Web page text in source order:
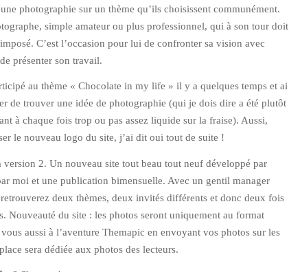
photographie sur un thème qu’ils choisissent communément.
simple amateur ou plus professionnel, qui à son tour doit
C’est l’occasion pour lui de confronter sa vision avec
présenter son travail.
au thème « Chocolate in my life » il y a quelques temps et ai
de trouver une idée de photographie (qui je dois dire a été plutôt
à chaque fois trop ou pas assez liquide sur la fraise). Aussi,
le nouveau logo du site, j’ai dit oui tout de suite !
2. Un nouveau site tout beau tout neuf développé par
moi et une publication bimensuelle. Avec un gentil manager
deux thèmes, deux invités différents et donc deux fois
Nouveauté du site : les photos seront uniquement au format
aussi à l’aventure Themapic en envoyant vos photos sur les
sera dédiée aux photos des lecteurs.